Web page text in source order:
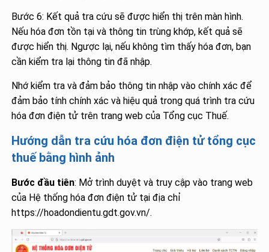
Bước 6: Kết quả tra cứu sẽ được hiển thị trên màn hình.
Nếu hóa đơn tồn tại và thông tin trùng khớp, kết quả sẽ
được hiển thị. Ngược lại, nếu không tìm thấy hóa đơn, bạn
cần kiểm tra lại thông tin đã nhập.
Nhớ kiểm tra và đảm bảo thông tin nhập vào chính xác để
đảm bảo tính chính xác và hiệu quả trong quá trình tra cứu
hóa đơn điện tử trên trang web của Tổng cục Thuế.
Hướng dẫn tra cứu hóa đơn điện tử tổng cục
thuế bằng hình ảnh
Bước đầu tiên: Mở trình duyệt và truy cập vào trang web
của Hệ thống hóa đơn điện tử tại địa chỉ
https://hoadondientu.gdt.gov.vn/.